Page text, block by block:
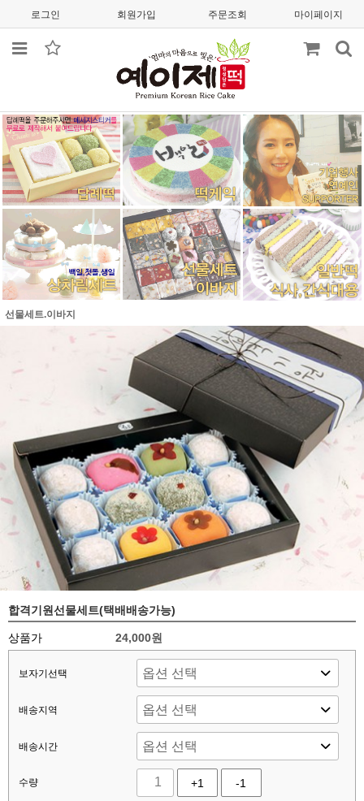
로그인 회원가입 주문조회 마이페이지
선물세트.이바지
합격기원선물세트(택배배송가능)
상품가 24,000원
보자기선택
배송지역
배송시간
수량 +1 -1